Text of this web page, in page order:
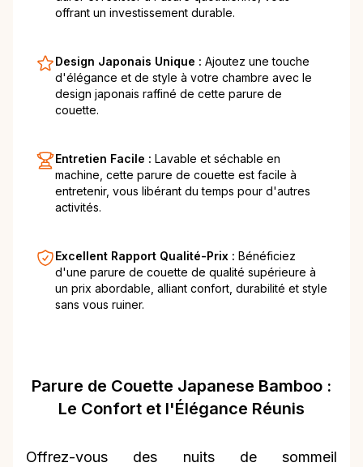
offrant un investissement durable.
Design Japonais Unique : Ajoutez une touche
d'élégance et de style à votre chambre avec le
design japonais raffiné de cette parure de
couette.
Entretien Facile : Lavable et séchable en
machine, cette parure de couette est facile à
entretenir, vous libérant du temps pour d'autres
activités.
Excellent Rapport Qualité-Prix : Bénéficiez
d'une parure de couette de qualité supérieure à
un prix abordable, alliant confort, durabilité et style
sans vous ruiner.
Parure de Couette Japanese Bamboo :
Le Confort et l'Élégance Réunis
Offrez-vous des nuits de sommeil